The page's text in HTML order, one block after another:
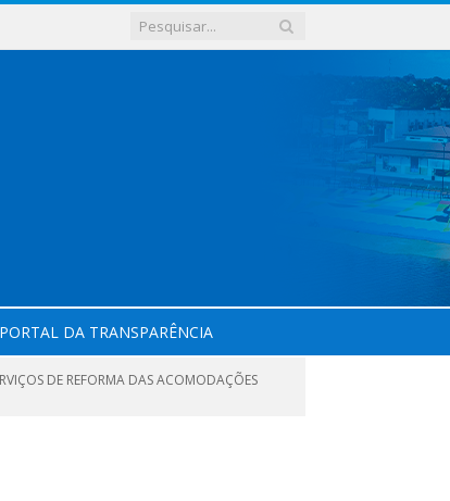
PORTAL DA TRANSPARÊNCIA
DE REFORMA DAS ACOMODAÇÕES